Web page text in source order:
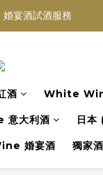
(不限支數) 皆可享免
宴酒試酒服務
酒 White
大利酒 日
婚宴酒 獨家